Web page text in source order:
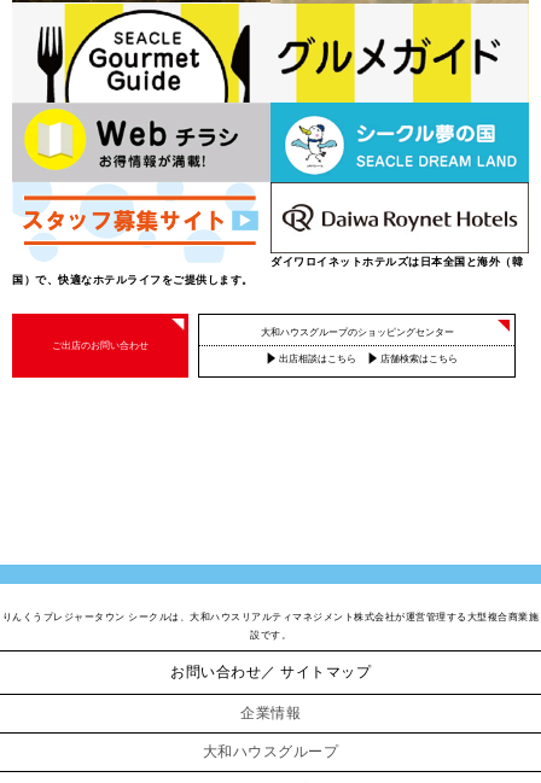
ダイワロイネットホテルズは日本全国と海外（韓
国）で、快適なホテルライフをご提供します。
ご出店のお問い合わせ
大和ハウスグループのショッピングセンター
出店相談はこちら 店舗検索はこちら
りんくうプレジャータウン シークルは、大和ハウスリアルティマネジメント株式会社が運営管理する大型複合商業施
設です。
お問い合わせ サイトマップ
企業情報
大和ハウスグループ